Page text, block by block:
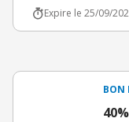
Expire le 25/09/
BON